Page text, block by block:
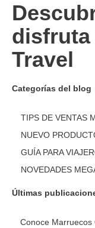
disfruta
Travel
Categorías del blog
TIPS DE VENTAS
NUEVO
GUÍA PARA
NOVEDADES
Últimas
Conoce